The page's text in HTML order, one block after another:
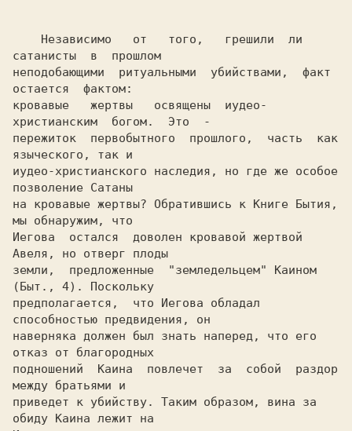
сатанисты  в  прошлом
неподобающими  ритуальными  убийствами,  факт
остается  фактом:
кровавые   жертвы   освящены  иудео-
христианским  богом.  Это  -
пережиток  первобытного  прошлого,  часть  как
языческого, так и
иудео-христианского наследия, но где же особое
позволение Сатаны
на кровавые жертвы? Обратившись к Книге Бытия,
мы обнаружим, что
Иегова  остался  доволен кровавой жертвой
Авеля, но отверг плоды
земли,  предложенные  "земледельцем" Каином
(Быт., 4). Поскольку
предполагается,  что Иегова обладал
способностью предвидения, он
наверняка должен был знать наперед, что его
отказ от благородных
подношений  Каина  повлечет  за  собой  раздор
между братьями и
приведет к убийству. Таким образом, вина за
обиду Каина лежит на